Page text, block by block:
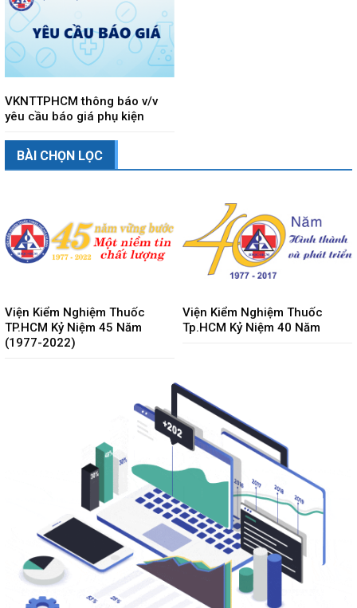
VKNTTPHCM thông báo v/v
yêu cầu báo giá phụ kiện
BÀI CHỌN LỌC
Viện Kiểm Nghiệm Thuốc
TP.HCM Kỷ Niệm 45 Năm
(1977-2022)
Viện Kiểm Nghiệm Thuốc
Tp.HCM Kỷ Niệm 40 Năm